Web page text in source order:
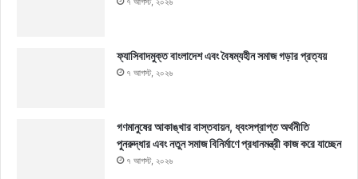
ফ্যাসিবাদমুক্ত বাংলাদেশ এবং বৈষম্যহীন সমাজ গড়ার প্রত্যয়
৭ আগস্ট, ২০২৬
গণমানুষের আকাঙ্খার বাস্তবায়ন, ধ্বংসপ্রাপ্ত অর্থনীতি
পুনরুদ্ধার এবং নতুন সমাজ বিনির্মাণে প্রধানমন্ত্রী কাজ করে যাচ্ছেন
৭ আগস্ট, ২০২৬